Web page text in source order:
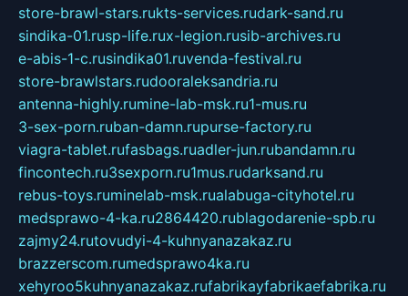
store-brawl-stars.rukts-services.rudark-sand.ru
sindika-01.rusp-life.rux-legion.rusib-archives.ru
e-abis-1-c.rusindika01.ruvenda-festival.ru
store-brawlstars.rudooraleksandria.ru
antenna-highly.rumine-lab-msk.ru1-mus.ru
3-sex-porn.ruban-damn.rupurse-factory.ru
viagra-tablet.rufasbags.ruadler-jun.rubandamn.ru
fincontech.ru3sexporn.ru1mus.rudarksand.ru
rebus-toys.ruminelab-msk.rualabuga-cityhotel.ru
medsprawo-4-ka.ru2864420.rublagodarenie-spb.ru
zajmy24.rutovudyi-4-kuhnyanazakaz.ru
brazzerscom.rumedsprawo4ka.ru
xehyroo5kuhnyanazakaz.rufabrikayfabrikaefabrika.ru